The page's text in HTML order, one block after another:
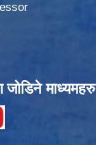
जोडिने माध्यमहरु